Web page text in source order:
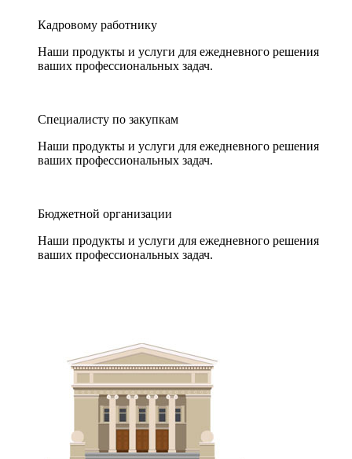
Кадровому работнику
Наши продукты и услуги для ежедневного решения
ваших профессиональных задач.
Специалисту по закупкам
Наши продукты и услуги для ежедневного решения
ваших профессиональных задач.
Бюджетной организации
Наши продукты и услуги для ежедневного решения
ваших профессиональных задач.